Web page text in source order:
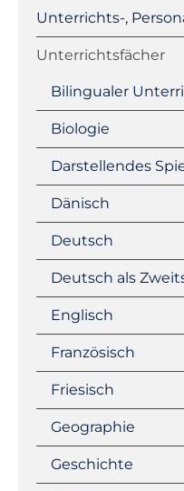
Unterrichts-,
Unterrichtsfächer
Bilingualer
Biologie
Darstellendes
Dänisch
Deutsch
Deutsch als
Englisch
Französisch
Friesisch
Geographie
Geschichte